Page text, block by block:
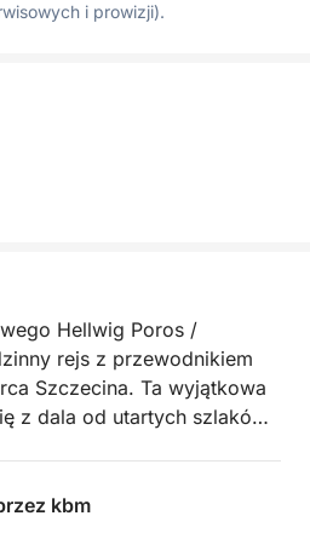
i prowizji).
Hellwig Poros /
rejs z przewodnikiem
Szczecina. Ta wyjątkowa
z dala od utartych szlaków,
niegdyś tętniące
klimatyczne
przeszłości miasta.
kbm